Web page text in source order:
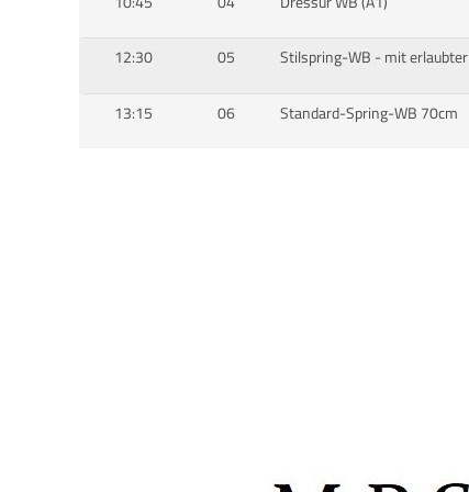
12:30 05 Stilspring-WB - mit erlaubter
13:15 06 Standard-Spring-WB 70cm